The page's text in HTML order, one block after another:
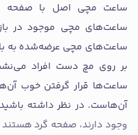
ساعت مچی اصل با صفحه
ساعت‌های مچی موجود در
ساعت‌های مچی عرضه‌شده به
بر روی مچ دست افراد
ساعت‌ها قرار گرفتن خوب
آن‌هاست. در نظر داشته
وجود دارند، صفحه گرد هستند